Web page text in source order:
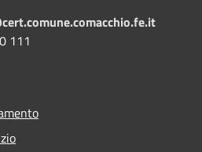
111